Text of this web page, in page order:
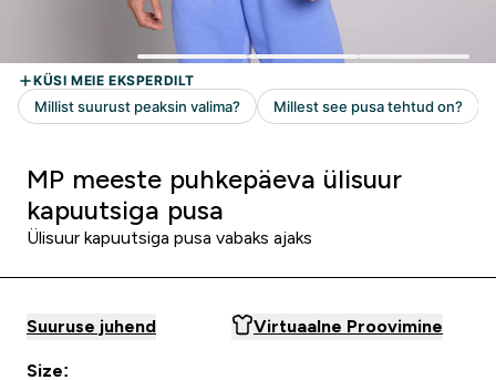
MP meeste puhkepäeva ülisuur
kapuutsiga pusa
Ülisuur kapuutsiga pusa vabaks ajaks
Suuruse juhend Virtuaalne Proovimine
Size: